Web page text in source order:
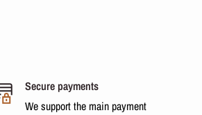
Secure payments
We support the main payment